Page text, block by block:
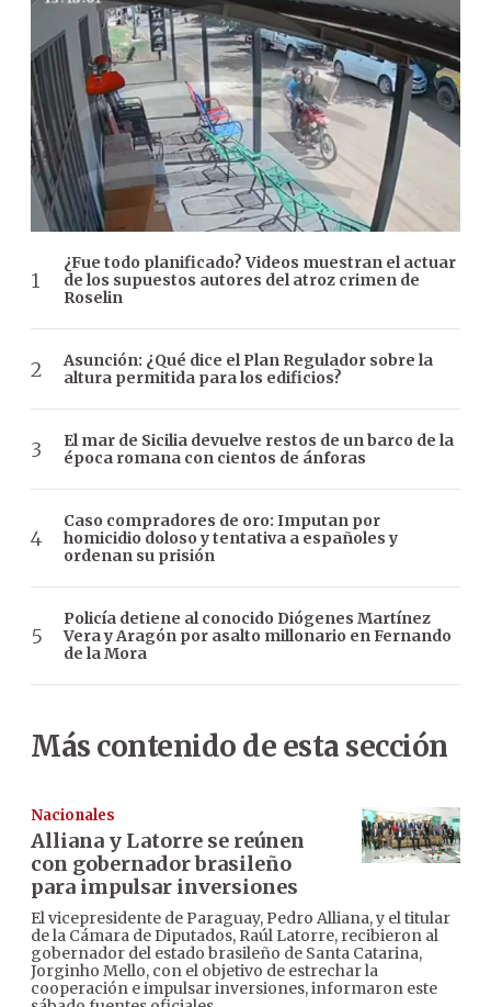
¿Fue todo planificado? Videos muestran el actuar
de los supuestos autores del atroz crimen de
Roselin
Asunción: ¿Qué dice el Plan Regulador sobre la
altura permitida para los edificios?
El mar de Sicilia devuelve restos de un barco de la
época romana con cientos de ánforas
Caso compradores de oro: Imputan por
homicidio doloso y tentativa a españoles y
ordenan su prisión
Policía detiene al conocido Diógenes Martínez
Vera y Aragón por asalto millonario en Fernando
de la Mora
Más contenido de esta sección
Nacionales
Alliana y Latorre se reúnen
con gobernador brasileño
para impulsar inversiones
El vicepresidente de Paraguay, Pedro Alliana, y el titular
de la Cámara de Diputados, Raúl Latorre, recibieron al
gobernador del estado brasileño de Santa Catarina,
Jorginho Mello, con el objetivo de estrechar la
cooperación e impulsar inversiones, informaron este